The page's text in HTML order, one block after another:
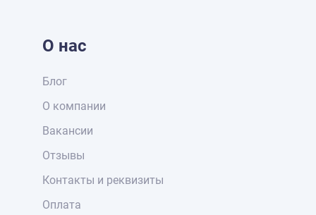
О нас
Блог
О компании
Вакансии
Отзывы
Контакты и реквизиты
Оплата